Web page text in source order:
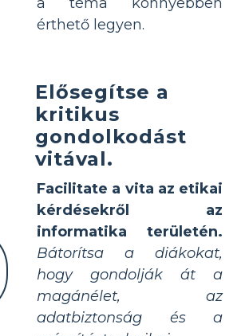
érthető legyen.
Elősegítse a
kritikus
gondolkodást
vitával.
Facilitate a vita az etikai
kérdésekről az
informatika területén.
Bátorítsa a diákokat,
hogy gondolják át a
magánélet, az
adatbiztonság és a